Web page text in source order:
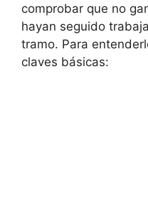
comprobar que no
hayan seguido
tramo. Para
claves básicas: